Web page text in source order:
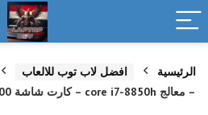
الرئيسية افضل لاب توب للالعاب
– معالج core i7-8850h – كارت شاشة nvidia p1000